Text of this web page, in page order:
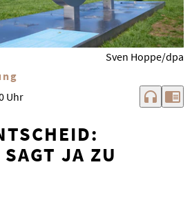
Sven Hoppe/dpa
Uhr headphones chrome_reader_mode
JA ZU